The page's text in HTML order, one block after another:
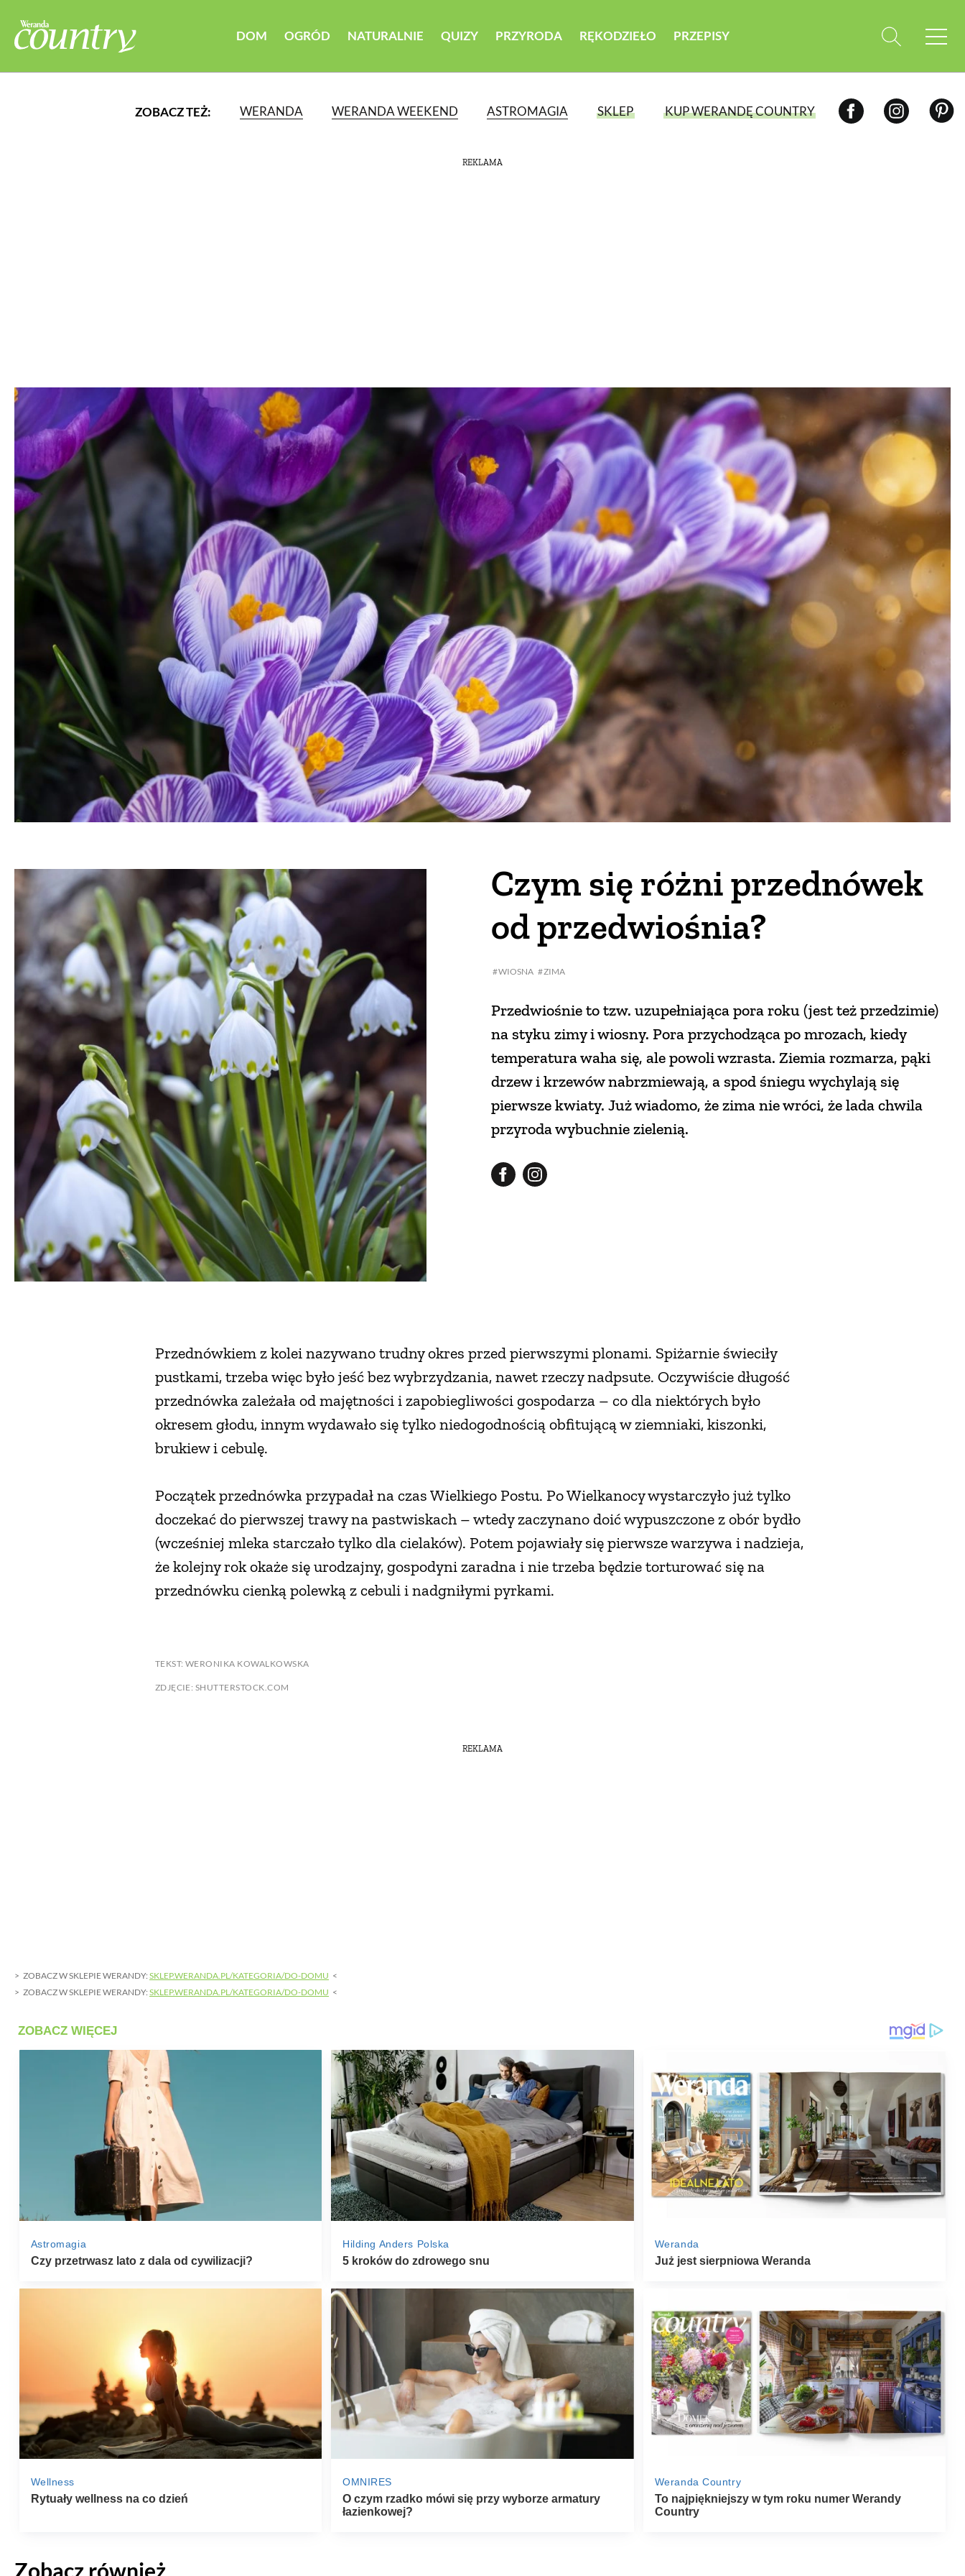
DOM OGRÓD NATURALNIE QUIZY PRZYRODA RĘKODZIEŁO PRZEPISY
ZOBACZ TEŻ: WERANDA WERANDA WEEKEND ASTROMAGIA SKLEP KUP WERANDĘ COUNTRY
REKLAMA
Czym się różni przednówek
od przedwiośnia?
WIOSNA ZIMA
Przedwiośnie to tzw. uzupełniająca pora roku (jest też przedzimie)
na styku zimy i wiosny. Pora przychodząca po mrozach, kiedy
temperatura waha się, ale powoli wzrasta. Ziemia rozmarza, pąki
drzew i krzewów nabrzmiewają, a spod śniegu wychylają się
pierwsze kwiaty. Już wiadomo, że zima nie wróci, że lada chwila
przyroda wybuchnie zielenią.
Przednówkiem z kolei nazywano trudny okres przed pierwszymi plonami. Spiżarnie świeciły
pustkami, trzeba więc było jeść bez wybrzydzania, nawet rzeczy nadpsute. Oczywiście długość
przednówka zależała od majętności i zapobiegliwości gospodarza – co dla niektórych było
okresem głodu, innym wydawało się tylko niedogodnością obfitującą w ziemniaki, kiszonki,
brukiew i cebulę.
Początek przednówka przypadał na czas Wielkiego Postu. Po Wielkanocy wystarczyło już tylko
doczekać do pierwszej trawy na pastwiskach – wtedy zaczynano doić wypuszczone z obór bydło
(wcześniej mleka starczało tylko dla cielaków). Potem pojawiały się pierwsze warzywa i nadzieja,
że kolejny rok okaże się urodzajny, gospodyni zaradna i nie trzeba będzie torturować się na
przednówku cienką polewką z cebuli i nadgniłymi pyrkami.
TEKST: WERONIKA KOWALKOWSKA
ZDJĘCIE: SHUTTERSTOCK.COM
REKLAMA
ZOBACZ W SKLEPIE WERANDY: SKLEP.WERANDA.PL/KATEGORIA/DO-DOMU
ZOBACZ W SKLEPIE WERANDY: SKLEP.WERANDA.PL/KATEGORIA/DO-DOMU
Zobacz również
OGRÓD WARZYWA I OWOCE ROŚLINY OGRODOWE PORADY ZIELEŃ W DOMU
PROJEKTOWANIE OGRODU NATURALNIE URODA NATURALNA APTECZKA
DLA DOMU PRZYRODA ZWIERZĘTA DOMOWE
ZWIERZĘTA W NATURZE GRZYBY KRAJOBRAZ RĘKODZIEŁO RZEMIOSŁO
ZWYCZAJE ZRÓB TO SAM PRZEPISY ŚNIADANIA PRZYSTAWKI ZUPY
DANIA GŁÓWNE CIASTA I DESERY DODATKI PRZETWORY INNE